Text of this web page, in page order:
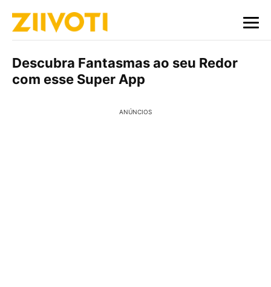
Descubra Fantasmas ao seu Redor
com esse Super App
ANÚNCIOS